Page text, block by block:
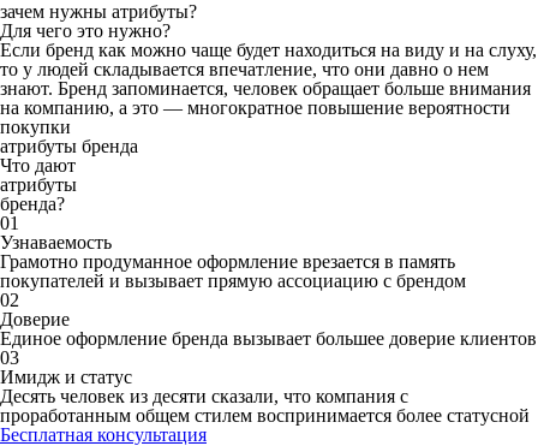
зачем нужны атрибуты?
Для чего это нужно?
Если бренд как можно чаще будет находиться на виду и на слуху,
то у людей складывается впечатление, что они давно о нем
знают. Бренд запоминается, человек обращает больше внимания
на компанию, а это — многократное повышение вероятности
покупки
атрибуты бренда
Что дают
атрибуты
бренда?
01
Узнаваемость
Грамотно продуманное оформление врезается в память
покупателей и вызывает прямую ассоциацию с брендом
02
Доверие
Единое оформление бренда вызывает большее доверие клиентов
03
Имидж и статус
Десять человек из десяти сказали, что компания с
проработанным общем стилем воспринимается более статусной
Бесплатная консультация